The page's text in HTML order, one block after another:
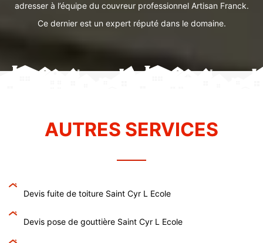
adresser à l’équipe du couvreur professionnel Artisan Franck.
Ce dernier est un expert réputé dans le domaine.
AUTRES SERVICES
Devis fuite de toiture Saint Cyr L Ecole
Devis pose de gouttière Saint Cyr L Ecole